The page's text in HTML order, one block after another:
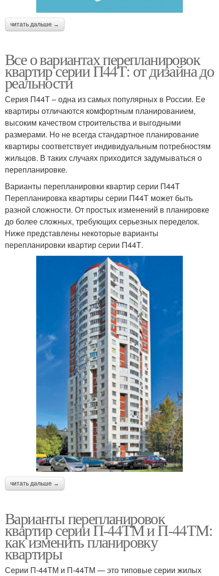
читать дальше →
Все о вариантах перепланировок
квартир серии П44Т: от дизайна до
реальности
Серия П44Т – одна из самых популярных в России. Ее
квартиры отличаются комфортным планированием,
высоким качеством строительства и выгодными
размерами. Но не всегда стандартное планирование
квартиры соответствует индивидуальным потребностям
жильцов. В таких случаях приходится задумываться о
перепланировке.
Варианты перепланировки квартир серии П44Т
Перепланировка квартиры серии П44Т может быть
разной сложности. От простых изменений в планировке
до более сложных, требующих серьезных переделок.
Ниже представлены некоторые варианты
перепланировки квартир серии П44Т.
читать дальше →
Варианты перепланировок
квартир серии П-44ТМ и П-44ТМ:
как изменить планировку
квартиры
Серии П-44ТМ и П-44ТМ — это типовые серии жилых